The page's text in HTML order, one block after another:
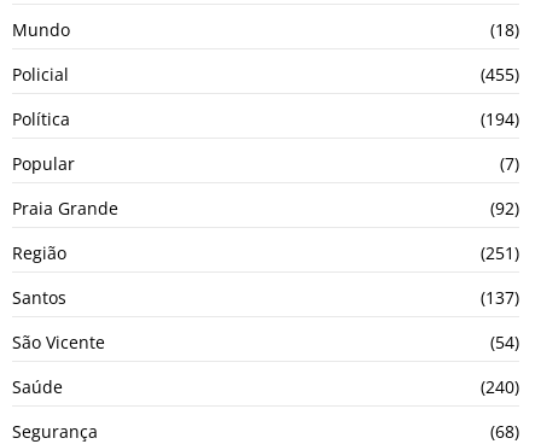
Mundo
(18)
Policial
(455)
Política
(194)
Popular
(7)
Praia Grande
(92)
Região
(251)
Santos
(137)
São Vicente
(54)
Saúde
(240)
Segurança
(68)